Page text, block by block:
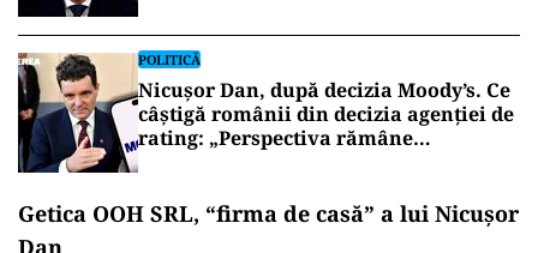
POLITICĂ
Nicușor Dan, după decizia Moody’s. Ce
câștigă românii din decizia agenției de
rating: „Perspectiva rămâne
Getica OOH SRL, “firma de casă” a lui Nicușor
Dan